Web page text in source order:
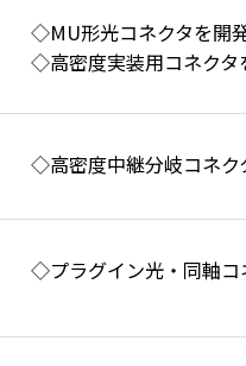
◇MU形光コネクタを開
◇高密度実装用コネクタ
◇高密度中継分岐コネ
◇プラグイン光・同軸